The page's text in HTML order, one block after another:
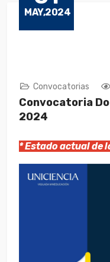
MAY,2024
Convocatorias
Convocatoria
2024
* Estado actual de